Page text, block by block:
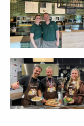
Lees
meer
Lees
meer